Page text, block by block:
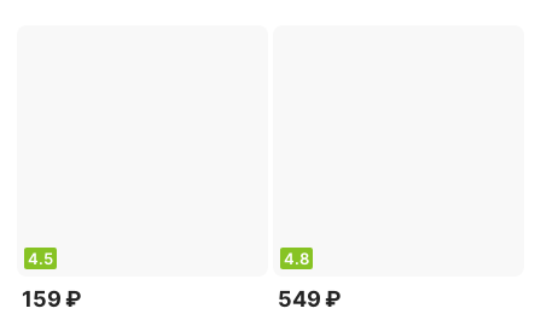
4.5
159 ₽
4.8
549 ₽